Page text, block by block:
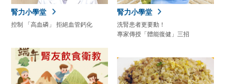
腎力小學堂
控制 「高血磷」 拒絕血管鈣化
腎力小學堂
洗腎患者更要動！
專家傳授「體能復健」三招